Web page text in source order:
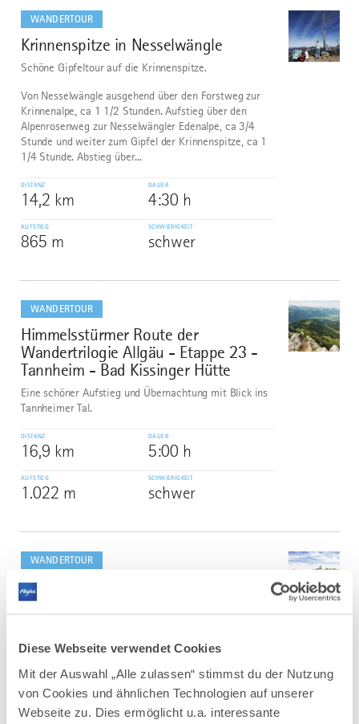
Diese Webseite verwendet Cookies
Mit der Auswahl „Alle zulassen“ stimmst du der Nutzung
von Cookies und ähnlichen Technologien auf unserer
Webseite zu. Dies ermöglicht u.a. interessante
WANDERTOUR
1
Krinnenspitze in Nesselwängle
©
Schöne Gipfeltour auf die Krinnenspitze.
Von Nesselwängle ausgehend über den Forstweg zur
Krinnenalpe, ca 1 1/2 Stunden. Aufstieg über den
Alpenrosenweg zur Nesselwängler Edenalpe, ca 3/4
Stunde und weiter zum Gipfel der Krinnenspitze, ca 1
1/4 Stunde. Abstieg über...
DISTANZ
14,2 km
DAUER
4:30 h
AUFSTIEG
865 m
SCHWIERIGKEIT
schwer
dazu
WANDERTOUR
2
Himmelsstürmer Route der
Wandertrilogie Allgäu - Etappe 23 -
Tannheim - Bad Kissinger Hütte
©
Eine schöner Aufstieg und Übernachtung mit Blick ins
Tannheimer Tal.
DISTANZ
16,9 km
DAUER
5:00 h
AUFSTIEG
1.022 m
SCHWIERIGKEIT
schwer
dazu
WANDERTOUR
3
Wiesengänger-Route der
Wandertrilogie Allgäu - Etappe 01 -
Etappe 22
©
Die Route des Wiesengänger führt mit einer Länge von
über die Terrassen im Osten.
401,6 km 101:50 h
dazu